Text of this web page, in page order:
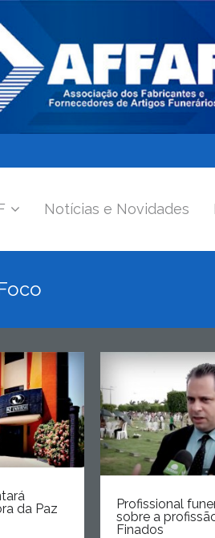
Notícias e Novidades
da Paz
Profissional
sobre a
Finados